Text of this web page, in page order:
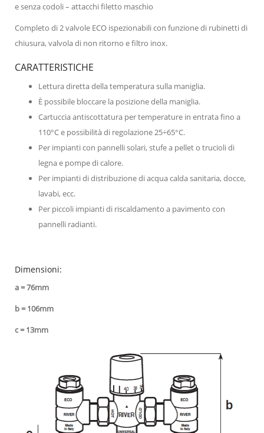
e senza codoli – attacchi filetto maschio
Completo di 2 valvole ECO ispezionabili con funzione di rubinetti di
chiusura, valvola di non ritorno e filtro inox.
CARATTERISTICHE
Lettura diretta della temperatura sulla maniglia.
È possibile bloccare la posizione della maniglia.
Cartuccia antiscottatura per temperature in entrata fino a
110°C e possibilità di regolazione 25÷65°C.
Per impianti con pannelli solari, stufe a pellet o trucioli di
legna e pompe di calore.
Per impianti di distribuzione di acqua calda sanitaria, docce,
lavabi, ecc.
Per piccoli impianti di riscaldamento a pavimento con
pannelli radianti.
Dimensioni:
a = 76mm
b = 106mm
c = 13mm